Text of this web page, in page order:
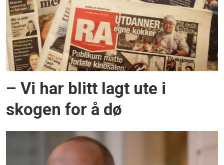
– Vi har blitt lagt ute i
skogen for å dø